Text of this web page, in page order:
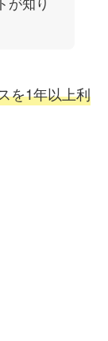
を1年以上利